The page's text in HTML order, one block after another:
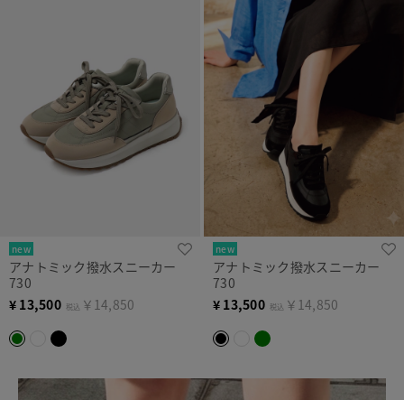
new
アナトミック撥水スニーカー
730
¥ 13,500 税込 ￥14,850
new
アナトミック撥水スニーカー
730
¥ 13,500 税込 ￥14,850